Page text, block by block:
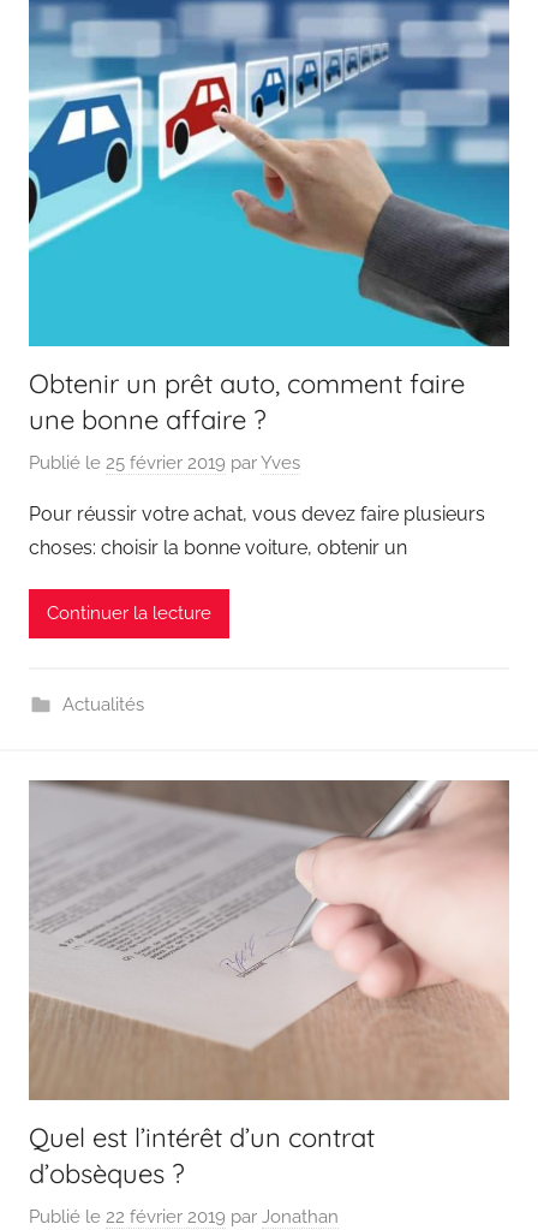
Obtenir un prêt auto, comment faire
une bonne affaire ?
Publié le 25 février 2019 parYves
Pour réussir votre achat, vous devez faire plusieurs
choses: choisir la bonne voiture, obtenir un
Continuer la lecture
Actualités
Quel est l’intérêt d’un contrat
d’obsèques ?
Publié le 22 février 2019 par Jonathan